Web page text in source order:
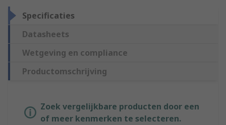
Specificaties
Datasheets
Wetgeving en compliance
Productomschrijving
Zoek vergelijkbare producten door een
of meer kenmerken te selecteren.